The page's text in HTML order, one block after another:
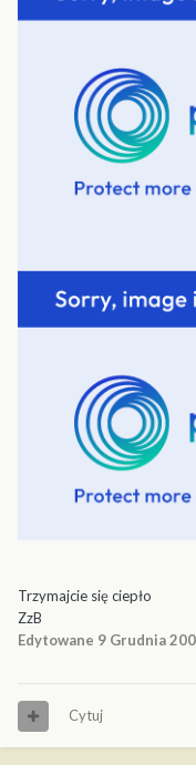
Trzymajcie się ciepło
ZzB
Edytowane 9 Grudnia
Cytuj